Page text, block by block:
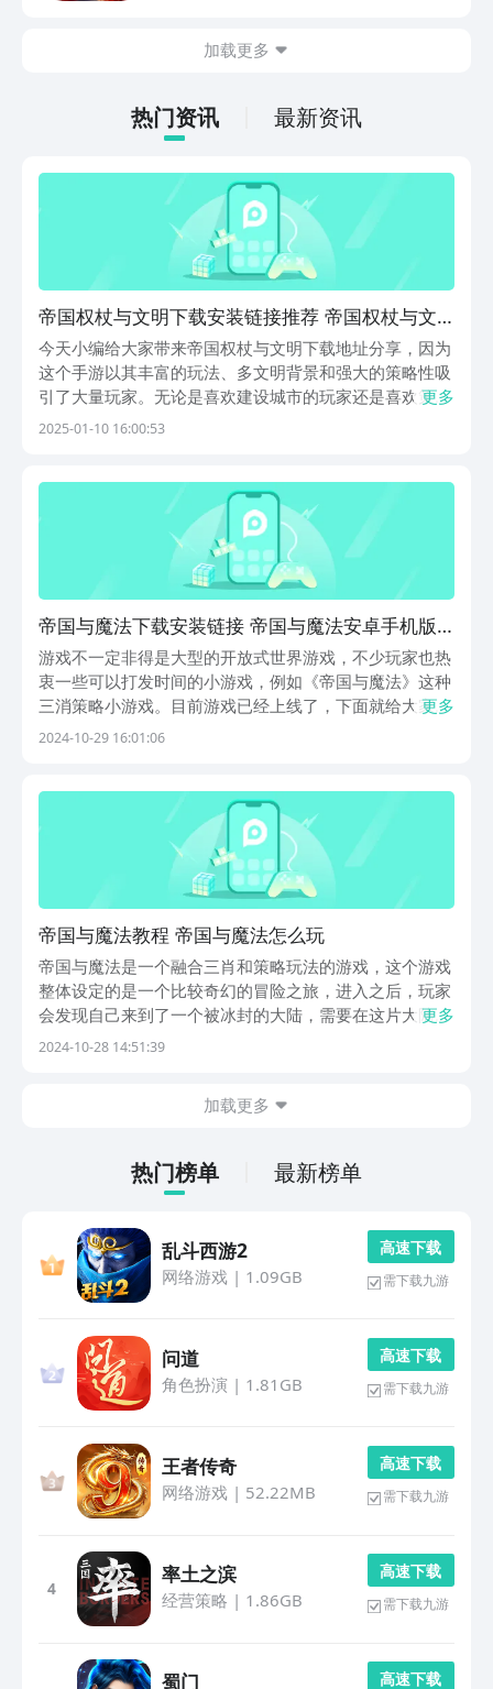
地址，所以接下来小编要给朋友们详细讲
加载更多
热门资讯 最新资讯
帝国权杖与文明下载安装链接推荐 帝国权杖与文
明游戏手机版在哪里下载
今天小编给大家带来帝国权杖与文明下载地址分享，因为
这个手游以其丰富的玩法、多文明背景和强大的策略性吸
引了大量玩家。无论是喜欢建设城市的玩家还是喜欢策略
战争的玩家都能在这款游戏中找到自己的乐趣，但是有很
家...
更多
2025-01-10 16:00:53
帝国与魔法下载安装链接 帝国与魔法安卓手机版
下载渠道推荐
游戏不一定非得是大型的开放式世界游戏，不少玩家也热
衷一些可以打发时间的小游戏，例如《帝国与魔法》这种
三消策略小游戏。目前游戏已经上线了，下面就给大家分
享帝国与魔法下载地址，同时会向大家简单介绍下它的玩
更多
2024-10-29 16:01:06
帝国与魔法教程 帝国与魔法怎么玩
帝国与魔法是一个融合三肖和策略玩法的游戏，这个游戏
整体设定的是一个比较奇幻的冒险之旅，进入之后，玩家
会发现自己来到了一个被冰封的大陆，需要在这片大陆上
抵御亡灵的侵袭，帝国与魔法攻略会在下面介绍出来，如
更多
2024-10-28 14:51:39
加载更多
热门榜单 最新榜单
乱斗西游2
网络游戏| 1.09GB
高 速 下 载
需下载九游
问道
角色扮演 | 1.81GB
高 速 下 载
需下载九游
王者传奇
网络游戏| 52.22MB
高 速 下 载
需下载九游
4
率土之滨
经营策略 | 1.86GB
高 速 下 载
需下载九游
蜀门 高 速 下 载